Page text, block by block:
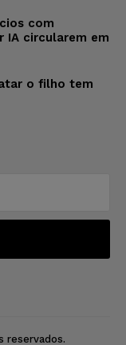
com
IA circularem em
o filho tem
reservados.